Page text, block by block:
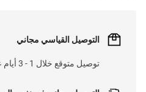
التوصيل القياسي مجاني
توصيل متوقع خلال 1 - 3 أيام عم على 25 د.ك